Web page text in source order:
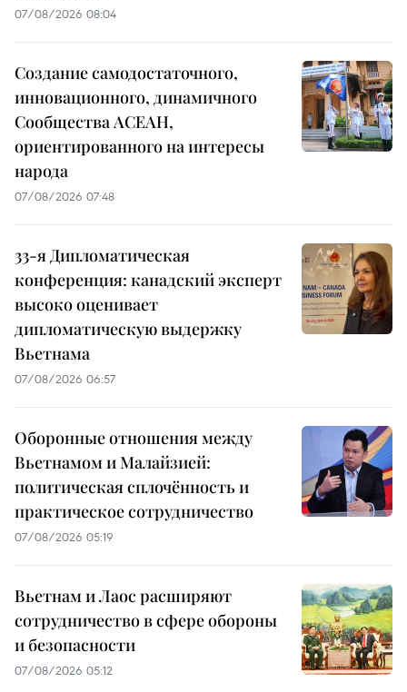
07/08/2026 08:04
Создание самодостаточного,
инновационного, динамичного
Сообщества АСЕАН,
ориентированного на интересы
народа
07/08/2026 07:48
33-я Дипломатическая
конференция: канадский эксперт
высоко оценивает
дипломатическую выдержку
Вьетнама
07/08/2026 06:57
Оборонные отношения между
Вьетнамом и Малайзией:
политическая сплочённость и
практическое сотрудничество
07/08/2026 05:19
Вьетнам и Лаос расширяют
сотрудничество в сфере обороны
и безопасности
07/08/2026 05:12